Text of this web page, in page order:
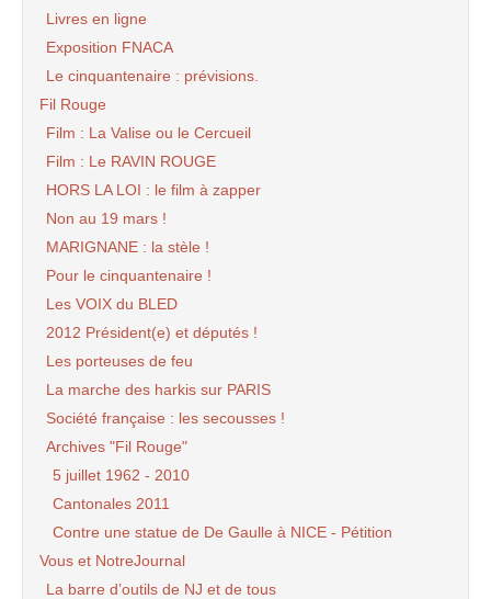
Livres en ligne
Exposition FNACA
Le cinquantenaire : prévisions.
Fil Rouge
Film : La Valise ou le Cercueil
Film : Le RAVIN ROUGE
HORS LA LOI : le film à zapper
Non au 19 mars !
MARIGNANE : la stèle !
Pour le cinquantenaire !
Les VOIX du BLED
2012 Président(e) et députés !
Les porteuses de feu
La marche des harkis sur PARIS
Société française : les secousses !
Archives "Fil Rouge"
5 juillet 1962 - 2010
Cantonales 2011
Contre une statue de De Gaulle à NICE - Pétition
Vous et NotreJournal
La barre d’outils de NJ et de tous